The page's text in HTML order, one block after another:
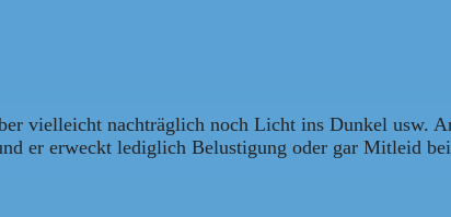
vielleicht nachträglich noch Licht ins Dunkel usw.
er erweckt lediglich Belustigung oder gar Mitleid